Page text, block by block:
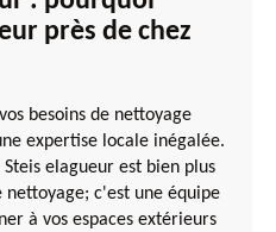
près de chez
besoins de nettoyage
expertise locale inégalée.
elagueur est bien plus
c'est une équipe
à vos espaces extérieurs